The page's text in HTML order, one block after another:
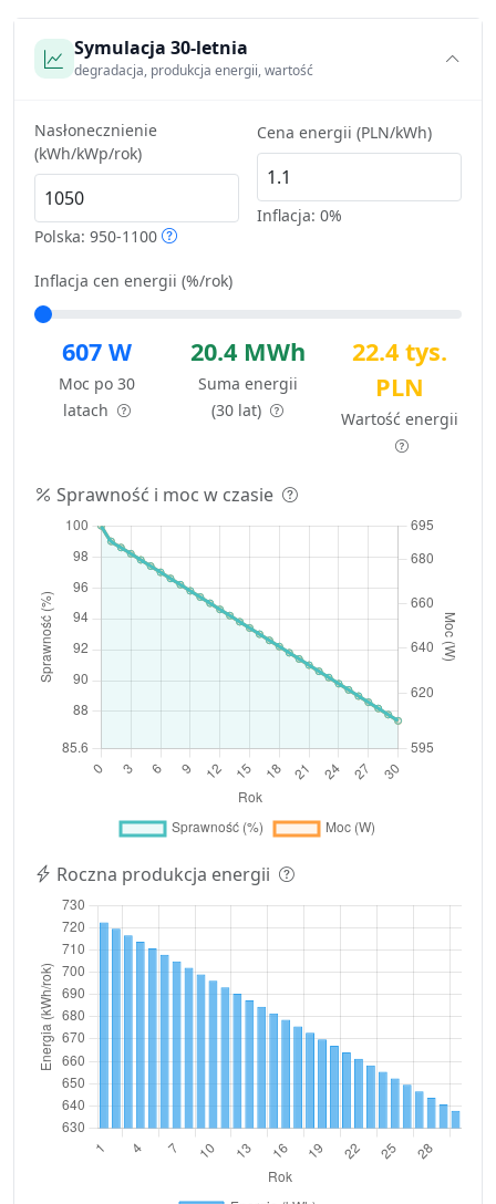
Symulacja 30-letnia
degradacja, produkcja energii, wartość
Nasłonecznienie
(kWh/kWp/rok)
Polska: 950-1100
Cena energii (PLN/kWh)
Inflacja: 0%
Inflacja cen energii (%/rok)
607 W
Moc po 30
latach
20.4 MWh
Suma energii
(30 lat)
22.4 tys.
PLN
Wartość energii
Sprawność i moc w czasie
Roczna produkcja energii